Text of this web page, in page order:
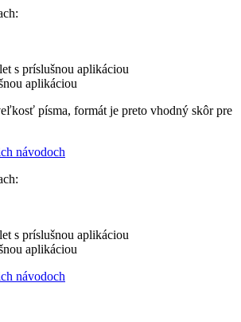
s príslušnou aplikáciou
aplikáciou
písma, formát je preto vhodný skôr pre
návodoch
s príslušnou aplikáciou
aplikáciou
návodoch